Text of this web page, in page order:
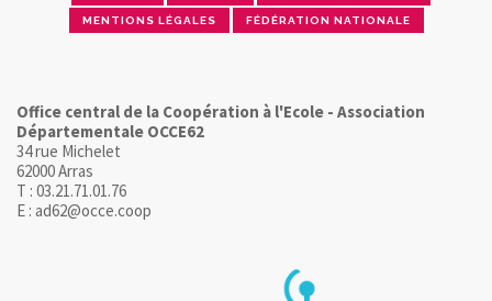
MENTIONS LÉGALES FÉDÉRATION NATIONALE
Office central de la Coopération à l'Ecole - Association
Départementale OCCE62
34 rue Michelet
62000 Arras
T : 03.21.71.01.76
E : ad62@occe.coop